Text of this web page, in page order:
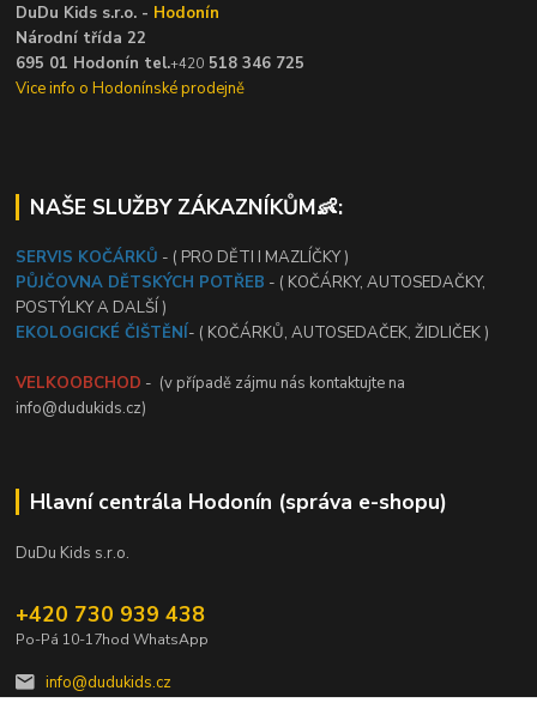
DuDu Kids s.r.o. - Hodonín
Národní třída 22
695 01 Hodonín tel.+420 518 346 725
Vice info o Hodonínské prodejně
NAŠE SLUŽBY ZÁKAZNÍKŮM👶:
SERVIS KOČÁRKŮ - ( PRO DĚTI I MAZLÍČKY )
PŮJČOVNA DĚTSKÝCH POTŘEB - ( KOČÁRKY, AUTOSEDAČKY,
POSTÝLKY A DALŠÍ )
EKOLOGICKÉ ČIŠTĚNÍ- ( KOČÁRKŮ, AUTOSEDAČEK, ŽIDLIČEK )
VELKOOBCHOD - (v případě zájmu nás kontaktujte na
info@dudukids.cz)
Hlavní centrála Hodonín (správa e-shopu)
DuDu Kids s.r.o.
+420 730 939 438
Po-Pá 10-17hod WhatsApp
info@dudukids.cz